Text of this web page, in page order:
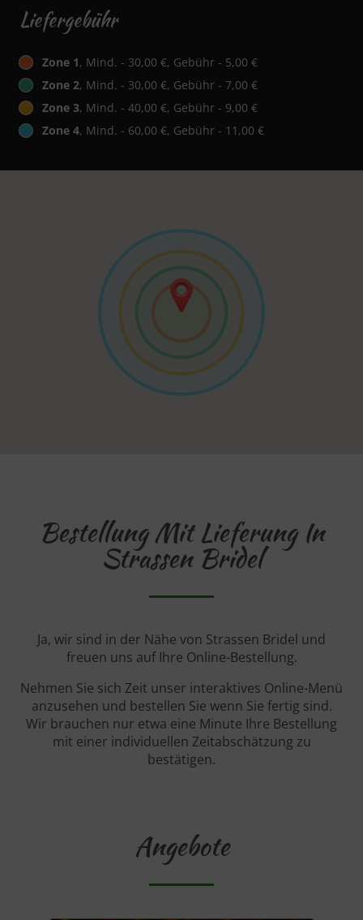
Liefergebühr
Zone 1, Mind. - 30,00 €, Gebühr - 5,00 €
Zone 2, Mind. - 30,00 €, Gebühr - 7,00 €
Zone 3, Mind. - 40,00 €, Gebühr - 9,00 €
Zone 4, Mind. - 60,00 €, Gebühr - 11,00 €
Bestellung Mit Lieferung In
Strassen Bridel
Ja, wir sind in der Nähe von Strassen Bridel und
freuen uns auf Ihre Online-Bestellung.
Nehmen Sie sich Zeit unser interaktives Online-Menü
anzusehen und bestellen Sie wenn Sie fertig sind.
Wir brauchen nur etwa eine Minute Ihre Bestellung
mit einer individuellen Zeitabschätzung zu
bestätigen.
Angebote